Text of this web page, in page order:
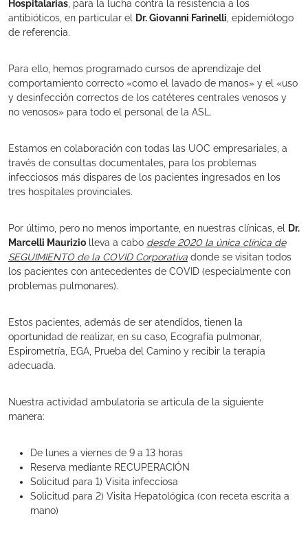
Hospitalarias , para la lucha contra la resistencia a los
antibióticos, en particular el
Dr. Giovanni Farinelli , epidemiólogo
de referencia.
Para ello, hemos programado cursos de aprendizaje del
comportamiento correcto «como el lavado de manos» y el «uso
y desinfección correctos de los catéteres centrales venosos y
no venosos» para todo el personal de la ASL.
Estamos en colaboración con todas las UOC empresariales, a
través de consultas documentales, para los problemas
infecciosos más dispares de los pacientes ingresados en los
tres hospitales provinciales.
Por último, pero no menos importante, en nuestras clínicas, el
Dr.
Marcelli Maurizio lleva a cabo desde 2020 la única clínica de
SEGUIMIENTO de la COVID Corporativa donde se visitan todos
los pacientes con antecedentes de COVID (especialmente con
problemas pulmonares).
Estos pacientes, además de ser atendidos, tienen la
oportunidad de realizar, en su caso, Ecografía pulmonar,
Espirometría, EGA, Prueba del Camino y recibir la terapia
adecuada.
Nuestra actividad ambulatoria se articula de la siguiente
manera:
De lunes a viernes de 9 a 13 horas
Reserva mediante RECUPERACIÓN
Solicitud para 1) Visita infecciosa
Solicitud para 2) Visita Hepatológica (con receta escrita a
mano)